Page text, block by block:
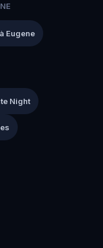
Eugene
Night